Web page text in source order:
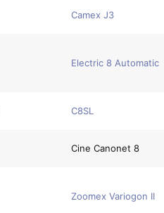
Camex J3
Electric 8 Automatic
C8SL
Cine Canonet 8
Zoomex Variogon II